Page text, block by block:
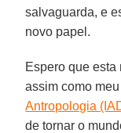
salvaguarda, e
novo papel.
Espero que esta
assim como
Antropologia
de tornar o